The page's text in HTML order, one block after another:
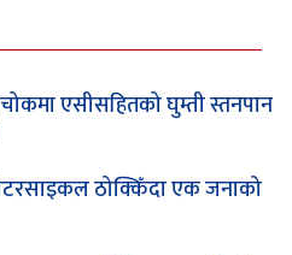
चोकमा एसीसहितको घुम्ती स्तनपान
ठोक्किँदा एक जनाको